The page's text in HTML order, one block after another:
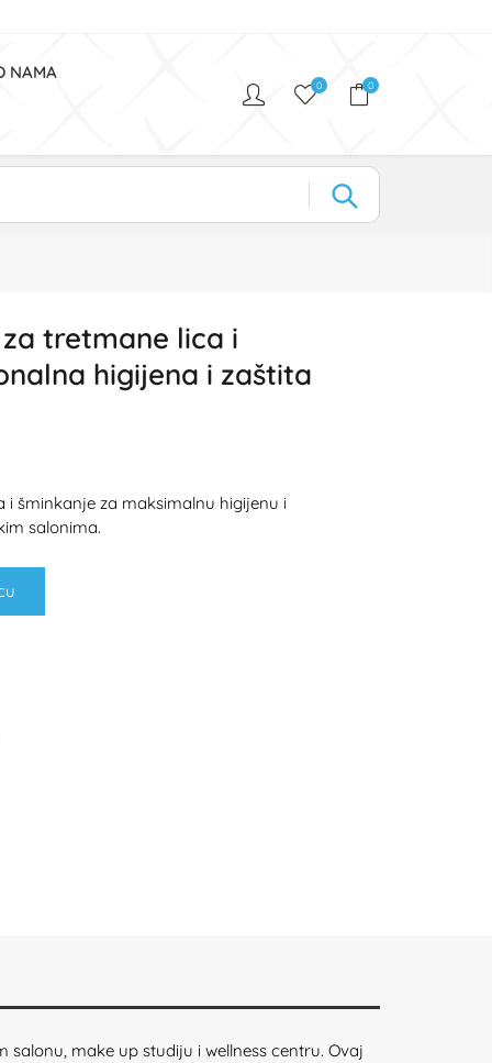
NAMA
0 0
tretmane lica i
higijena i zaštita
šminkanje za maksimalnu higijenu i
salonima.
make up studiju i wellness centru. Ovaj